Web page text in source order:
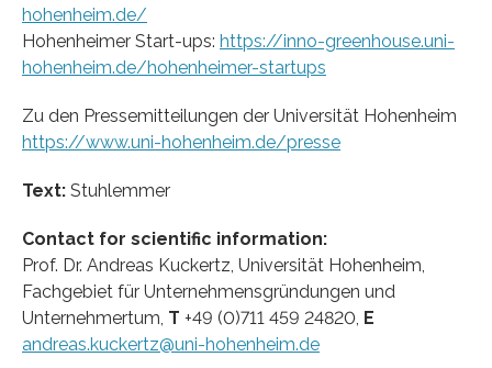
hohenheim.de/
Hohenheimer Start-ups: https://inno-greenhouse.uni-
hohenheim.de/hohenheimer-startups
Zu den Pressemitteilungen der Universität Hohenheim
https://www.uni-hohenheim.de/presse
Text: Stuhlemmer
Contact for scientific information:
Prof. Dr. Andreas Kuckertz, Universität Hohenheim,
Fachgebiet für Unternehmensgründungen und
Unternehmertum, T +49 (0)711 459 24820, E
andreas.kuckertz@uni-hohenheim.de